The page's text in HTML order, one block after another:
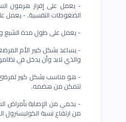
- يعمل على إفراز هرمون
الضغوطات النفسية. - يعمل
- يعمل على طول مدة الشبع
- يساعد بشكل كبير الأم
والذي لابد وأن يدخل في
- هو مناسب بشكل كبير لمرضى
تتمكن من هضمه.
- يحمي من الإصابة بأمراض
من ارتفاع نسبة الكوليسترول